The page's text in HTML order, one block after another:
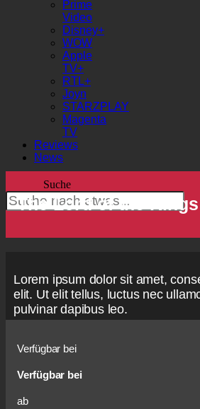
Prime
Video
Disney+
WOW
Apple
TV+
RTL+
Joyn
STARZPLAY
Magenta
TV
Reviews
News
Suche
The Lord of the Rings
Lorem ipsum dolor sit amet,
elit. Ut elit tellus, luctus nec
pulvinar dapibus leo.
Verfügbar bei
Verfügbar bei
ab